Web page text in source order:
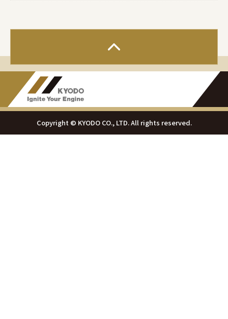
Copyright © KYODO CO., LTD. All rights reserved.